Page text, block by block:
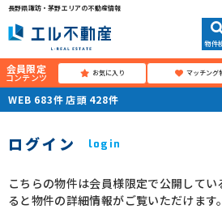
長野県諏訪・茅野エリアの不動産情報
物件
会員限定
コンテンツ お気に入り マッチング
WEB 683件 店頭 428件
ログイン login
こちらの物件は会員様限定で公開して
ると物件の詳細情報がご覧いただけます。